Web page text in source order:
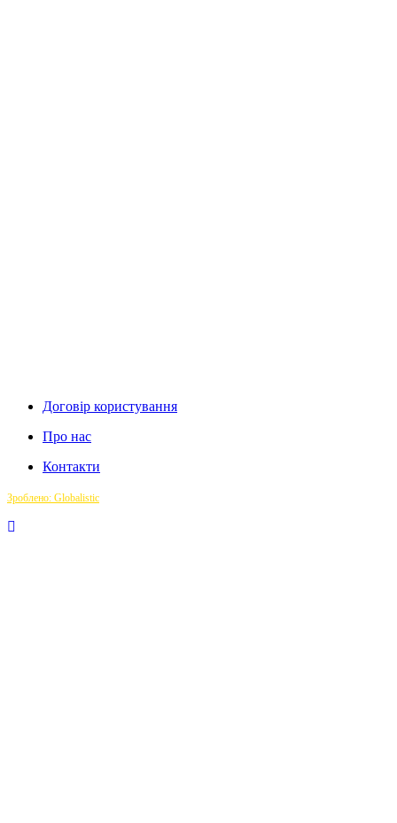
Договір користування
Про нас
Контакти
Зроблено: Globalistic